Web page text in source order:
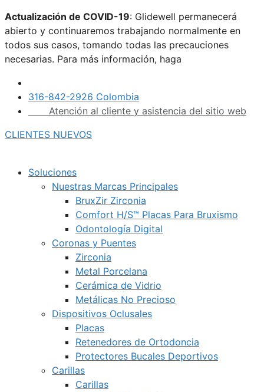
Saltar
al
contenido
Actualización de COVID-19: Glidewell permanecerá
abierto y continuaremos trabajando normalmente en
todos sus casos, tomando todas las precauciones
necesarias. Para más información, haga
316-842-2926 Colombia
Atención al cliente y asistencia del sitio web
CLIENTES NUEVOS
Soluciones
Nuestras Marcas Principales
BruxZir Zirconia
Comfort H/S™ Placas Para Bruxismo
Odontología Digital
Coronas y Puentes
Zirconia
Metal Porcelana
Cerámica de Vidrio
Metálicas No Precioso
Dispositivos Oclusales
Placas
Retenedores de Ortodoncia
Protectores Bucales Deportivos
Carillas
Carillas